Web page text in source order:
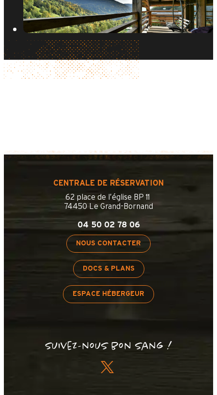
CENTRALE DE RÉSERVATION
62 place de l’église BP 11
74450 Le Grand-Bornand
04 50 02 78 06
NOUS CONTACTER
DOCS & PLANS
ESPACE HÉBERGEUR
Suivez-nous bon sang !